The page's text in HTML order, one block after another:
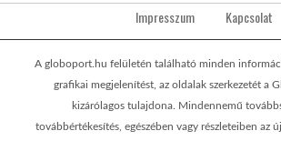
Impresszum Kapcsolat
A globoport.hu felületén található minden
grafikai megjelenítést, az oldalak szerkezetét a
kizárólagos tulajdona. Mindennemű
továbbértékesítés, egészében vagy részleteiben az